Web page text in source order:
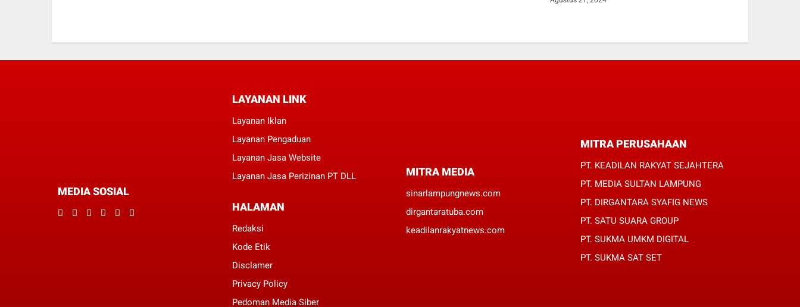
MEDIA SOSIAL
LAYANAN LINK
Layanan Iklan
Layanan Pengaduan
Layanan Jasa Website
Layanan Jasa Perizinan PT DLL
HALAMAN
Redaksi
Kode Etik
Disclamer
Privacy Policy
Pedoman Media Siber
MITRA MEDIA
sinarlampungnews.com
dirgantaratuba.com
keadilanrakyatnews.com
MITRA PERUSAHAAN
PT. KEADILAN RAKYAT SEJAHTERA
PT. MEDIA SULTAN LAMPUNG
PT. DIRGANTARA SYAFIG NEWS
PT. SATU SUARA GROUP
PT. SUKMA UMKM DIGITAL
PT. SUKMA SAT SET